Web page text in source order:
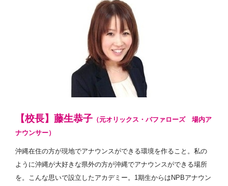
【校長】藤生恭子 （元オリックス・バファローズ 場内ア
ナウンサー）
沖縄在住の方が現地でアナウンスができる環境を作ること。私の
ように沖縄が大好きな県外の方が沖縄でアナウンスができる場所
を。こんな思いで設立したアカデミー。1期生からはNPBアナウン